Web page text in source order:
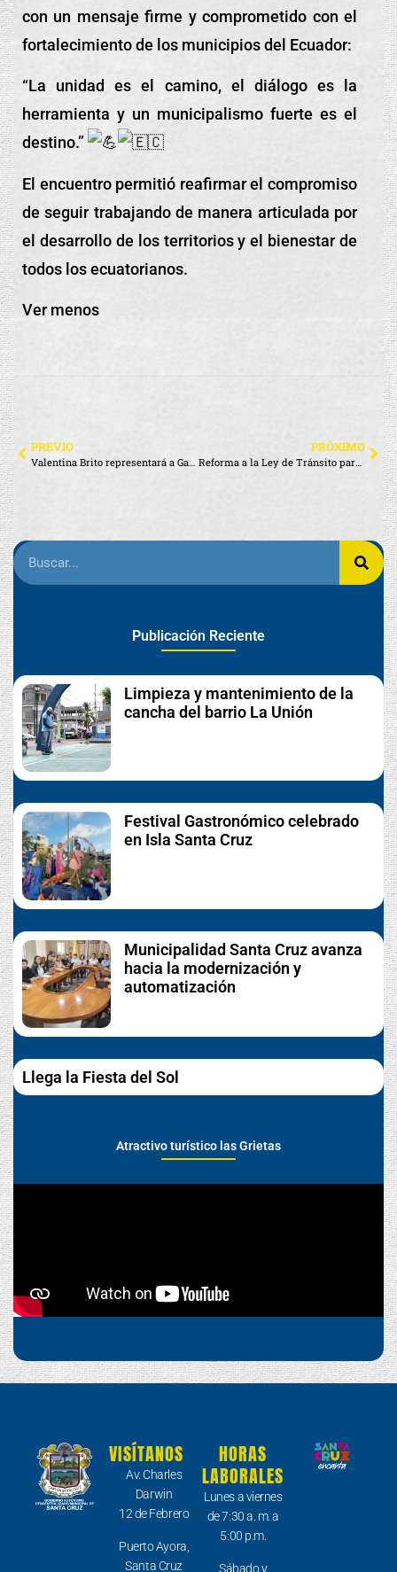
con un mensaje firme y comprometido con el
fortalecimiento de los municipios del Ecuador:
“La unidad es el camino, el diálogo es la
herramienta y un municipalismo fuerte es el
destino.”
El encuentro permitió reafirmar el compromiso
de seguir trabajando de manera articulada por
el desarrollo de los territorios y el bienestar de
todos los ecuatorianos.
Ver menos
PREVIO
Valentina Brito representará a Galápagos en el Miss Universo Ecuador 2026
PRÓXIMO
Reforma a la Ley de Tránsito para regularizar el parque automotor existente en Galápagos
Publicación Reciente
Limpieza y mantenimiento de la
cancha del barrio La Unión
Festival Gastronómico celebrado
en Isla Santa Cruz
Municipalidad Santa Cruz avanza
hacia la modernización y
automatización
Llega la Fiesta del Sol
Atractivo turístico las Grietas
VISÍTANOS
Av. Charles
Darwin
12 de Febrero
Puerto Ayora,
Santa Cruz
HORAS
LABORALES
Lunes a viernes
de 7:30 a. m. a
5:00 p.m.
Sábado y